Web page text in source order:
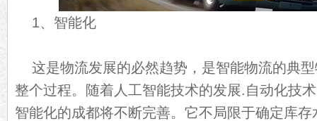
1、智能化
这是物流发展的必然趋势，是智能物流的典
整个过程。随着人工智能技术的发展.自动化技
智能化的成都将不断完善。它不局限于确定库